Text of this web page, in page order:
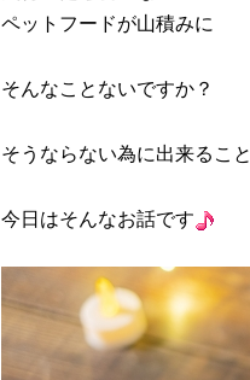
ペットフードが山積みに
そんなことないですか？
そうならない為に出来ること
今日はそんなお話です